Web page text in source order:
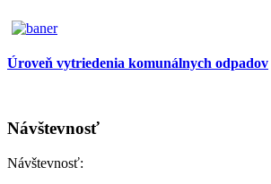
Úroveň vytriedenia komunálnych odpadov
Návštevnosť
Návštevnosť: